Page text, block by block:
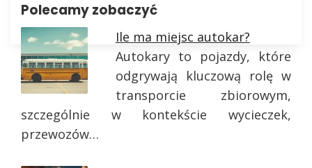
Polecamy zobaczyć
Ile ma miejsc autokar?
Autokary to pojazdy, które
odgrywają kluczową rolę w
transporcie zbiorowym,
szczególnie w kontekście wycieczek,
przewozów…